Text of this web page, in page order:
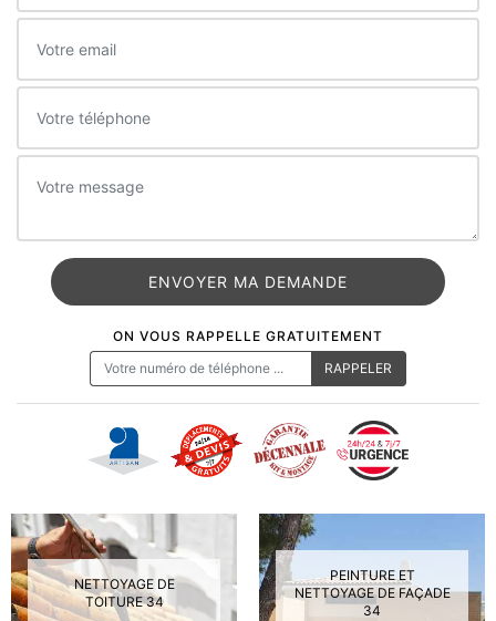
ON VOUS RAPPELLE GRATUITEMENT
NETTOYAGE DE
TOITURE 34
PEINTURE ET
NETTOYAGE DE FAÇADE
34